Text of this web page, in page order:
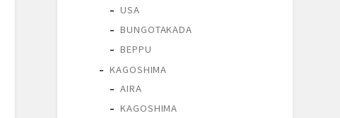
USA
BUNGOTAKADA
BEPPU
KAGOSHIMA
AIRA
KAGOSHIMA